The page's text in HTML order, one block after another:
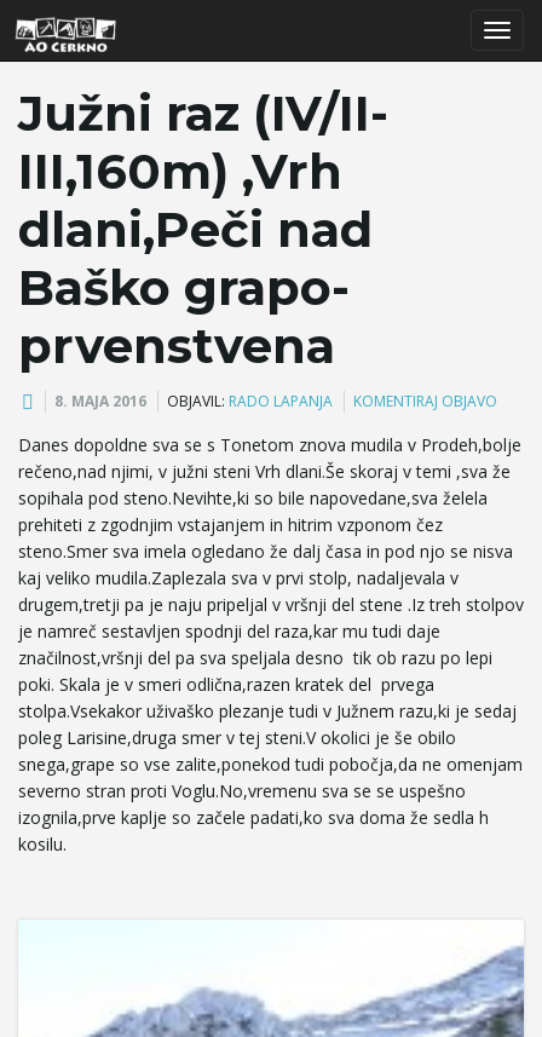
l
i
Južni raz (IV/II-
III,160m) ,Vrh
dlani,Peči nad
Baško grapo-
prvenstvena
8. MAJA 2016 OBJAVIL: RADO LAPANJA KOMENTIRAJ OBJAVO
Danes dopoldne sva se s Tonetom znova mudila v Prodeh,bolje
rečeno,nad njimi, v južni steni Vrh dlani.Še skoraj v temi ,sva že
sopihala pod steno.Nevihte,ki so bile napovedane,sva želela
prehiteti z zgodnjim vstajanjem in hitrim vzponom čez
steno.Smer sva imela ogledano že dalj časa in pod njo se nisva
kaj veliko mudila.Zaplezala sva v prvi stolp, nadaljevala v
drugem,tretji pa je naju pripeljal v vršnji del stene .Iz treh stolpov
je namreč sestavljen spodnji del raza,kar mu tudi daje
značilnost,vršnji del pa sva speljala desno tik ob razu po lepi
poki. Skala je v smeri odlična,razen kratek del prvega
stolpa.Vsekakor uživaško plezanje tudi v Južnem razu,ki je sedaj
poleg Larisine,druga smer v tej steni.V okolici je še obilo
snega,grape so vse zalite,ponekod tudi pobočja,da ne omenjam
severno stran proti Voglu.No,vremenu sva se se uspešno
izognila,prve kaplje so začele padati,ko sva doma že sedla h
kosilu.